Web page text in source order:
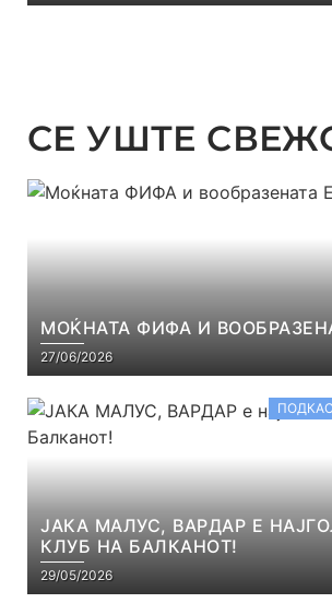
СЕ УШТЕ
МОЌНАТА ФИФА И
27/06/2026
ЈАКА МАЛУС, ВАРДАР Е
КЛУБ НА БАЛКАНОТ!
29/05/2026